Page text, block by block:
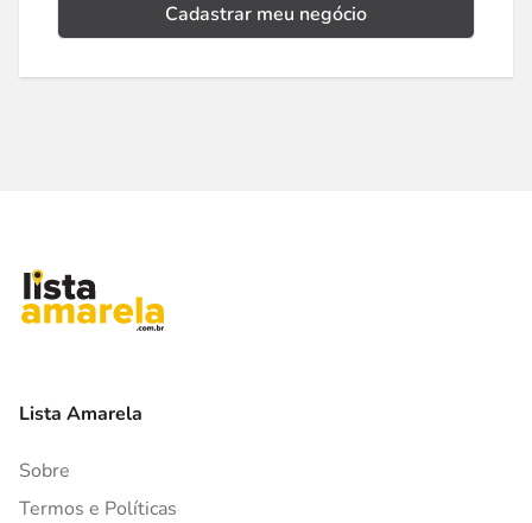
Cadastrar meu negócio
Lista Amarela
Sobre
Termos e Políticas